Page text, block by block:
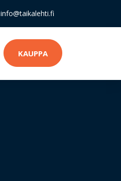
info@taikalehti.fi
KAUPPA